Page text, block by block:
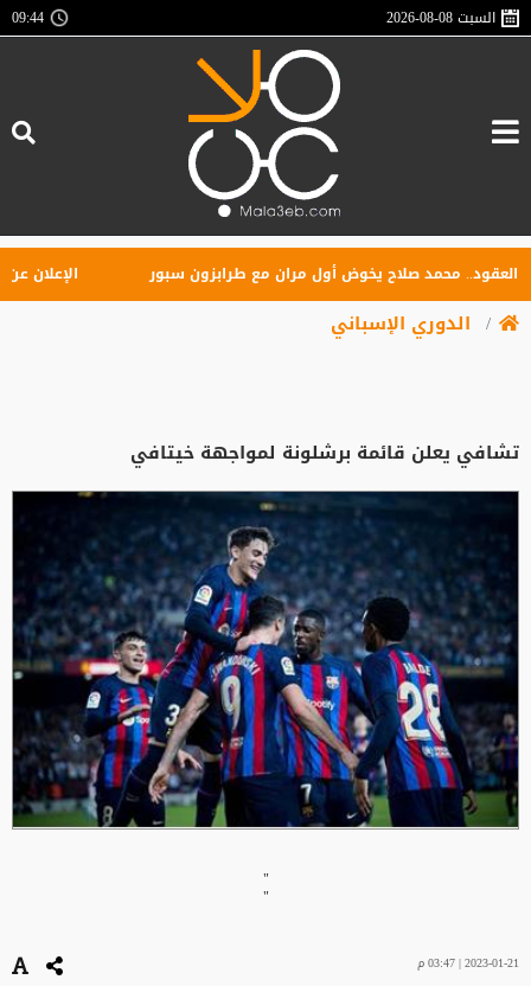
السبت2026-08-08
09:44
محمد صلاح يخوض أول مران مع طرابزون سبور الإعلان عن
الدوري الإسباني
تشافي يعلن قائمة برشلونة لمواجهة خيتافي
"
"
2023-01-21 | 03:47 م